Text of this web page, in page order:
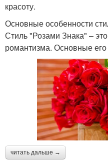
красоту.
Основные особенности
Стиль "Розами Знака" –
романтизма. Основные
читать дальше →